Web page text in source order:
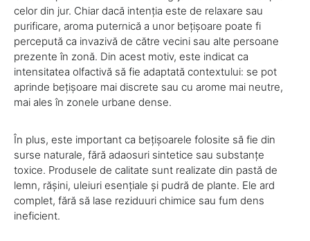
celor din jur. Chiar dacă intenția este de relaxare sau
purificare, aroma puternică a unor bețișoare poate fi
percepută ca invazivă de către vecini sau alte persoane
prezente în zonă. Din acest motiv, este indicat ca
intensitatea olfactivă să fie adaptată contextului: se pot
aprinde bețișoare mai discrete sau cu arome mai neutre,
mai ales în zonele urbane dense.
În plus, este important ca bețișoarele folosite să fie din
surse naturale, fără adaosuri sintetice sau substanțe
toxice. Produsele de calitate sunt realizate din pastă de
lemn, rășini, uleiuri esențiale și pudră de plante. Ele ard
complet, fără să lase reziduuri chimice sau fum dens
ineficient.